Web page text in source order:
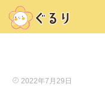
2022年7月29日